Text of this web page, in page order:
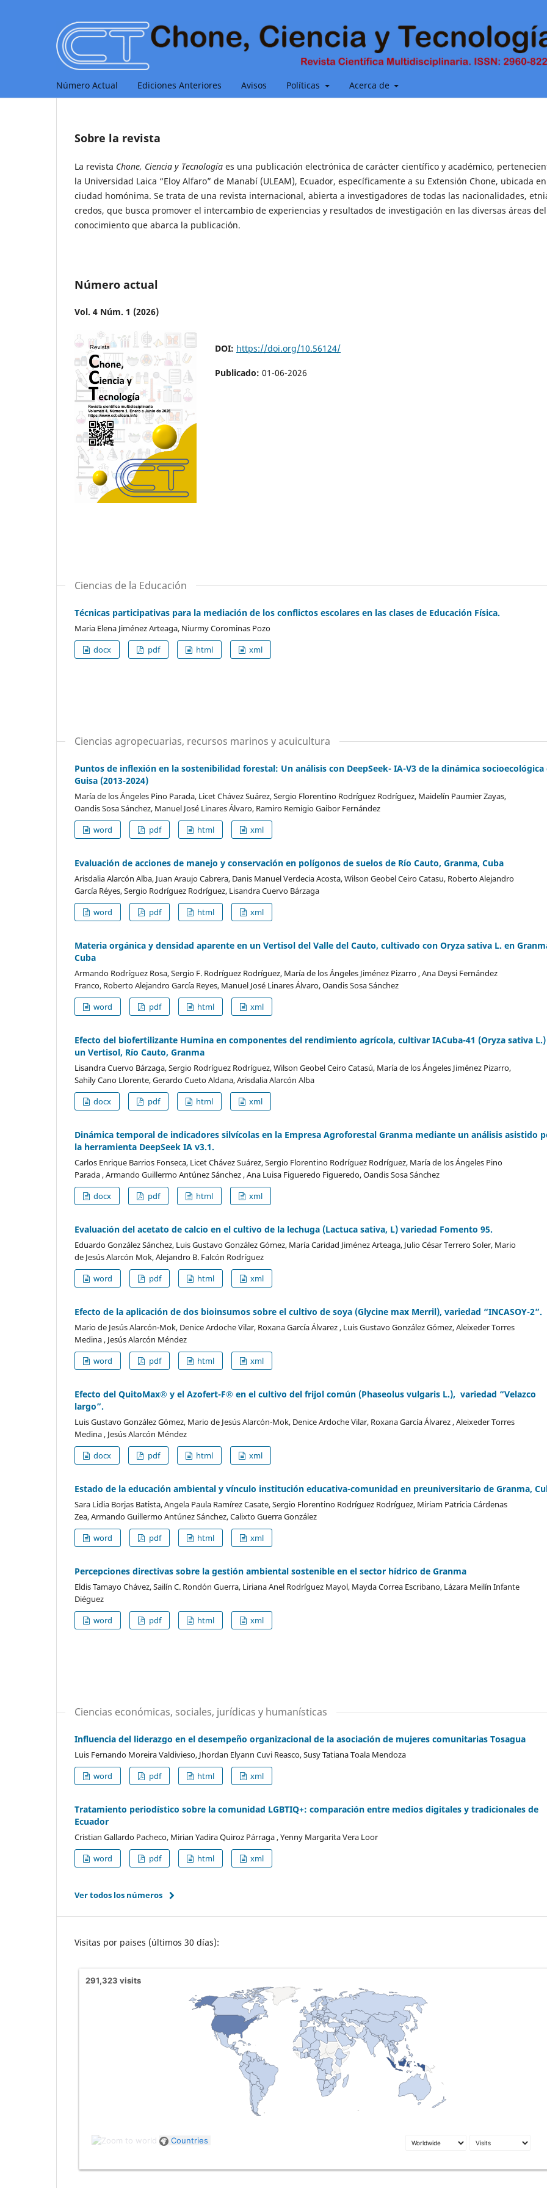
Número Actual Ediciones Anteriores Avisos Políticas Acerca de
Sobre la revista
La revista Chone, Ciencia y Tecnología es una publicación electrónica de carácter científico y académico,
la Universidad Laica “Eloy Alfaro” de Manabí (ULEAM), Ecuador, específicamente a su Extensión Chone, ubicada
ciudad homónima. Se trata de una revista internacional, abierta a investigadores de todas las nacionalidades,
credos, que busca promover el intercambio de experiencias y resultados de investigación en las diversas áreas del
conocimiento que abarca la publicación.
Número actual
Vol. 4 Núm. 1 (2026)
DOI: https://doi.org/10.56124/
Publicado: 01-06-2026
Ciencias de la Educación
Técnicas participativas para la mediación de los conflictos escolares en las clases de Educación Física.
Maria Elena Jiménez Arteaga, Niurmy Corominas Pozo
docx
pdf html xml
Ciencias agropecuarias, recursos marinos y acuicultura
Puntos de inflexión en la sostenibilidad forestal: Un análisis con DeepSeek- IA-V3 de la dinámica socioecológica
Guisa (2013-2024)
María de los Ángeles Pino Parada, Licet Chávez Suárez, Sergio Florentino Rodríguez Rodríguez, Maidelín Paumier Zayas,
Oandis Sosa Sánchez, Manuel José Linares Álvaro, Ramiro Remigio Gaibor Fernández
word
pdf html xml
Evaluación de acciones de manejo y conservación en polígonos de suelos de Río Cauto, Granma, Cuba
Arisdalia Alarcón Alba, Juan Araujo Cabrera, Danis Manuel Verdecia Acosta, Wilson Geobel Ceiro Catasu, Roberto Alejandro
García Réyes, Sergio Rodríguez Rodríguez, Lisandra Cuervo Bárzaga
word
pdf html xml
Materia orgánica y densidad aparente en un Vertisol del Valle del Cauto, cultivado con Oryza sativa L. en
Cuba
Armando Rodríguez Rosa, Sergio F. Rodríguez Rodríguez, María de los Ángeles Jiménez Pizarro , Ana Deysi Fernández
Franco, Roberto Alejandro García Reyes, Manuel José Linares Álvaro, Oandis Sosa Sánchez
word
pdf html xml
Efecto del biofertilizante Humina en componentes del rendimiento agrícola, cultivar IACuba-41 (Oryza sativa
un Vertisol, Río Cauto, Granma
Lisandra Cuervo Bárzaga, Sergio Rodríguez Rodríguez, Wilson Geobel Ceiro Catasú, María de los Ángeles Jiménez Pizarro,
Sahily Cano Llorente, Gerardo Cueto Aldana, Arisdalia Alarcón Alba
docx
pdf html xml
Dinámica temporal de indicadores silvícolas en la Empresa Agroforestal Granma mediante un análisis asistido
la herramienta DeepSeek IA v3.1.
Carlos Enrique Barrios Fonseca, Licet Chávez Suárez, Sergio Florentino Rodríguez Rodríguez, María de los Ángeles Pino
Parada , Armando Guillermo Antúnez Sánchez , Ana Luisa Figueredo Figueredo, Oandis Sosa Sánchez
docx
pdf html xml
Evaluación del acetato de calcio en el cultivo de la lechuga (Lactuca sativa, L) variedad Fomento 95.
Eduardo González Sánchez, Luis Gustavo González Gómez, María Caridad Jiménez Arteaga, Julio César Terrero Soler, Mario
de Jesús Alarcón Mok, Alejandro B. Falcón Rodríguez
word
pdf html xml
Efecto de la aplicación de dos bioinsumos sobre el cultivo de soya (Glycine max Merril), variedad “INCASOY-2”.
Mario de Jesús Alarcón-Mok, Denice Ardoche Vilar, Roxana García Álvarez , Luis Gustavo González Gómez, Aleixeder Torres
Medina , Jesús Alarcón Méndez
word
pdf html xml
Efecto del QuitoMax® y el Azofert-F® en el cultivo del frijol común (Phaseolus vulgaris L.), variedad “Velazco
largo”.
Luis Gustavo González Gómez, Mario de Jesús Alarcón-Mok, Denice Ardoche Vilar, Roxana García Álvarez , Aleixeder Torres
Medina , Jesús Alarcón Méndez
docx
pdf html xml
Estado de la educación ambiental y vínculo institución educativa-comunidad en preuniversitario de Granma,
Sara Lidia Borjas Batista, Angela Paula Ramírez Casate, Sergio Florentino Rodríguez Rodríguez, Miriam Patricia Cárdenas
Zea, Armando Guillermo Antúnez Sánchez, Calixto Guerra González
word
pdf html xml
Percepciones directivas sobre la gestión ambiental sostenible en el sector hídrico de Granma
Eldis Tamayo Chávez, Sailín C. Rondón Guerra, Liriana Anel Rodríguez Mayol, Mayda Correa Escribano, Lázara Meilín Infante
Diéguez
word
pdf html xml
Ciencias económicas, sociales, jurídicas y humanísticas
Influencia del liderazgo en el desempeño organizacional de la asociación de mujeres comunitarias Tosagua
Luis Fernando Moreira Valdivieso, Jhordan Elyann Cuvi Reasco, Susy Tatiana Toala Mendoza
word
pdf html xml
Tratamiento periodístico sobre la comunidad LGBTIQ+: comparación entre medios digitales y tradicionales de
Ecuador
Cristian Gallardo Pacheco, Mirian Yadira Quiroz Párraga , Yenny Margarita Vera Loor
word
pdf html xml
Ver todos los números
Visitas por paises (últimos 30 días):